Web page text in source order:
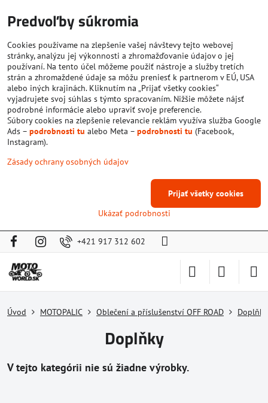
+421 917 312 602
Úvod MOTOPALIC Oblečení a příslušenství OFF ROAD Doplňky
Doplňky
Predvoľby súkromia
Cookies používame na zlepšenie vašej návštevy tejto webovej
stránky, analýzu jej výkonnosti a zhromažďovanie údajov o jej
používaní. Na tento účel môžeme použiť nástroje a služby tretích
strán a zhromaždené údaje sa môžu preniesť k partnerom v EÚ, USA
alebo iných krajinách. Kliknutím na „Prijať všetky cookies“
vyjadrujete svoj súhlas s týmto spracovaním. Nižšie môžete nájsť
podrobné informácie alebo upraviť svoje preferencie.
Súbory cookies na zlepšenie relevancie reklám využíva služba Google
Ads – podrobnosti tu alebo Meta – podrobnosti tu (Facebook,
Instagram).
Zásady ochrany osobných údajov
Ukázať podrobnosti
Prijať všetky cookies